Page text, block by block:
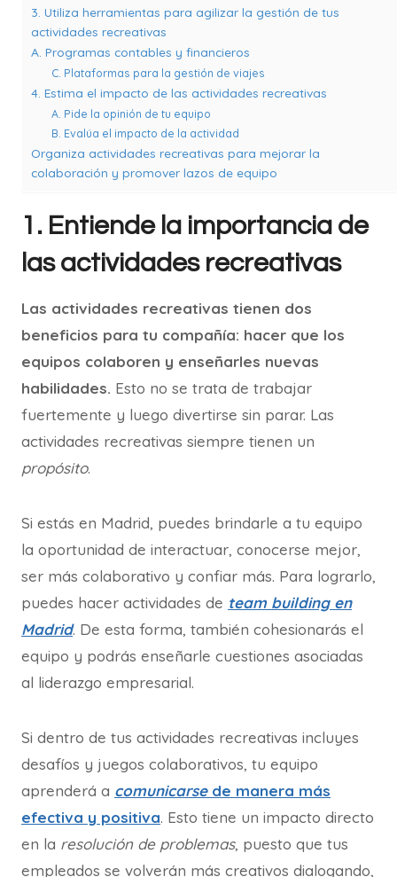
3. Utiliza herramientas para agilizar la gestión de tus
actividades recreativas
A. Programas contables y financieros
C. Plataformas para la gestión de viajes
4. Estima el impacto de las actividades recreativas
A. Pide la opinión de tu equipo
B. Evalúa el impacto de la actividad
Organiza actividades recreativas para mejorar la
colaboración y promover lazos de equipo
1. Entiende la importancia de
las actividades recreativas
Las actividades recreativas tienen dos
beneficios para tu compañía: hacer que los
equipos colaboren y enseñarles nuevas
habilidades. Esto no se trata de trabajar
fuertemente y luego divertirse sin parar. Las
actividades recreativas siempre tienen un
propósito.
Si estás en Madrid, puedes brindarle a tu equipo
la oportunidad de interactuar, conocerse mejor,
ser más colaborativo y confiar más. Para lograrlo,
puedes hacer actividades de team building en
Madrid. De esta forma, también cohesionarás el
equipo y podrás enseñarle cuestiones asociadas
al liderazgo empresarial.
Si dentro de tus actividades recreativas incluyes
desafíos y juegos colaborativos, tu equipo
aprenderá a comunicarsede manera más
efectiva y positiva. Esto tiene un impacto directo
en la resolución de problemas, puesto que tus
empleados se volverán más creativos dialogando,